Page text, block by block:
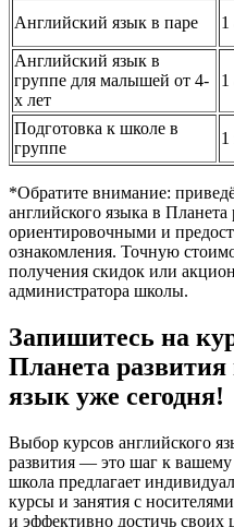
Английский язык в паре 1
Английский язык в
группе для малышей от 4-
х лет
1
Подготовка к школе в
группе
1
*Обратите внимание:
английского языка в Планета
ориентировочными и
ознакомления. Точную
получения скидок или
администратора школы.
Запишитесь на
Планета
язык уже сегодня!
Выбор курсов английского
развития — это шаг к
школа предлагает
курсы и занятия с
и эффективно достичь своих